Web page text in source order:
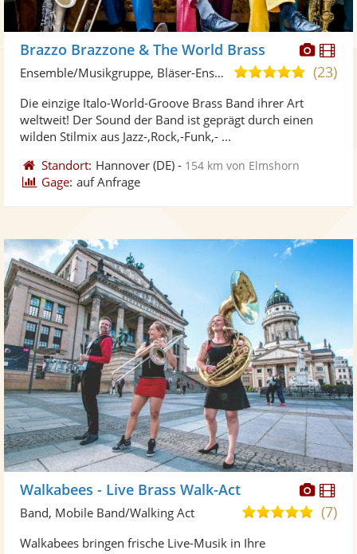
Brazzo Brazzone & The World Brass
5,0(23)
Ensemble/Musikgruppe, Bläser-Ensemble
Die einzige Italo-World-Groove Brass Band ihrer Art
weltweit! Der Sound der Band ist geprägt durch einen
wilden Stilmix aus Jazz-,Rock,-Funk,- ...
Standort: Hannover (DE) - 154 km von Elmshorn
Gage: auf Anfrage
Walkabees - Live Brass Walk-Act
5,0(7)
Band, Mobile Band/Walking Act
Walkabees bringen frische Live-Musik in Ihre